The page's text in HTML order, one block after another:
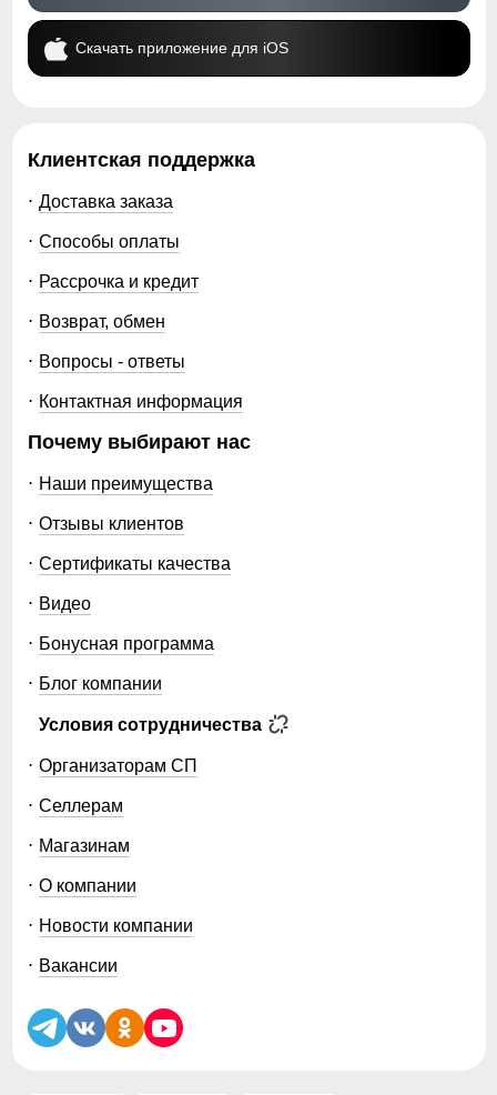
Скачать приложение для iOS
Клиентская поддержка
Доставка заказа
Способы оплаты
Рассрочка и кредит
Возврат, обмен
Вопросы - ответы
Контактная информация
Почему выбирают нас
Наши преимущества
Отзывы клиентов
Сертификаты качества
Видео
Бонусная программа
Блог компании
Условия сотрудничества
Организаторам СП
Селлерам
Магазинам
О компании
Новости компании
Вакансии